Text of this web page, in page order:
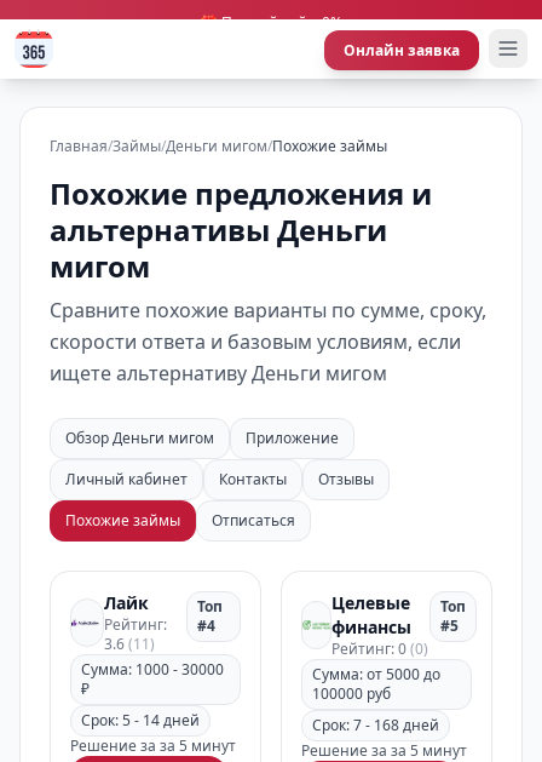
🎁 Первый займ 0%
Онлайн заявка
Главная/Займы/Деньги мигом/Похожие займы
Похожие предложения и
альтернативы Деньги
мигом
Сравните похожие варианты по сумме, сроку,
скорости ответа и базовым условиям, если
ищете альтернативу Деньги мигом
Обзор Деньги мигом
Приложение
Личный кабинет
Контакты
Отзывы
Похожие займы
Отписаться
Лайк
Рейтинг:
3.6(11)
Топ
#4
Сумма: 1000 - 30000
₽
Срок: 5 - 14 дней
Решение за за 5 минут
Целевые
финансы
Рейтинг: 0(0)
Топ
#5
Сумма: от 5000 до
100000 руб
Срок: 7 - 168 дней
Решение за за 5 минут